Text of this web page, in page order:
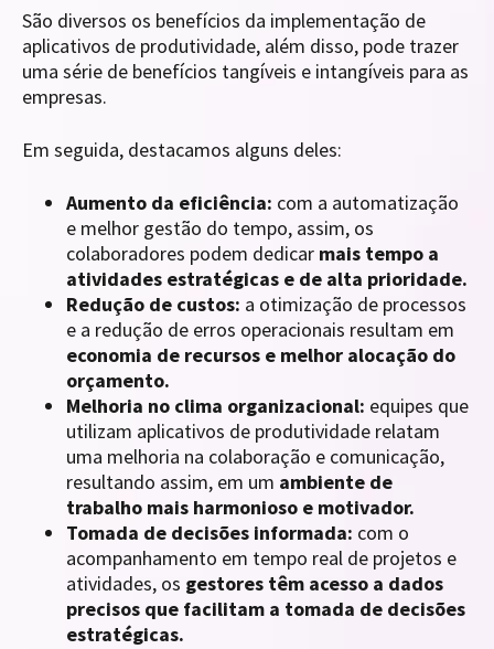
São diversos os benefícios da implementação de
aplicativos de produtividade, além disso, pode trazer
uma série de benefícios tangíveis e intangíveis para as
empresas.
Em seguida, destacamos alguns deles:
Aumento da eficiência: com a automatização
e melhor gestão do tempo, assim, os
colaboradores podem dedicar mais tempo a
atividades estratégicas e de alta prioridade.
Redução de custos: a otimização de processos
e a redução de erros operacionais resultam em
economia de recursos e melhor alocação do
orçamento.
Melhoria no clima organizacional: equipes que
utilizam aplicativos de produtividade relatam
uma melhoria na colaboração e comunicação,
resultando assim, em um ambiente de
trabalho mais harmonioso e motivador.
Tomada de decisões informada: com o
acompanhamento em tempo real de projetos e
atividades, os gestores têm acesso a dados
precisos que facilitam a tomada de decisões
estratégicas.